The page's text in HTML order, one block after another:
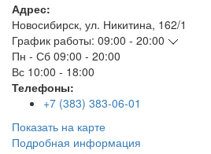
Адрес:
Новосибирск, ул. Никитина, 162/1
График работы: 09:00 - 20:00
Пн - Сб 09:00 - 20:00
Вс 10:00 - 18:00
Телефоны:
+7 (383) 383-06-01
Показать на карте
Подробная информация